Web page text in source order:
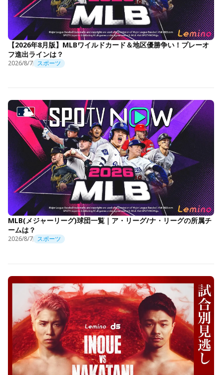
【2026年8月版】MLBワイルドカード＆地区優勝争い！プレーオ
フ進出ラインは？
2026/8/7 スポーツ
MLB(メジャーリーグ)球団一覧｜ア・リーグ/ナ・リーグの所属チ
ームは？
2026/8/7 スポーツ